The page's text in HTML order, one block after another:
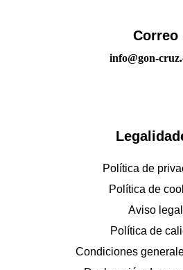
Correo
info@gon-
Política de
Política de
Aviso legal
Política de
Condiciones